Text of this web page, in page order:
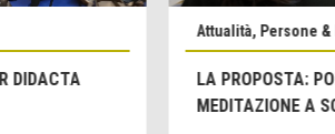
Attualità, Persone & Idee
LA PROPOSTA: PORTARE LA
MEDITAZIONE A SCUOLA